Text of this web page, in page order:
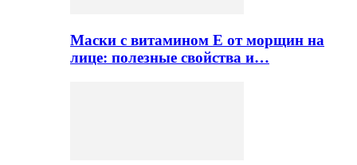
Маски с витамином Е от морщин на
лице: полезные свойства и…